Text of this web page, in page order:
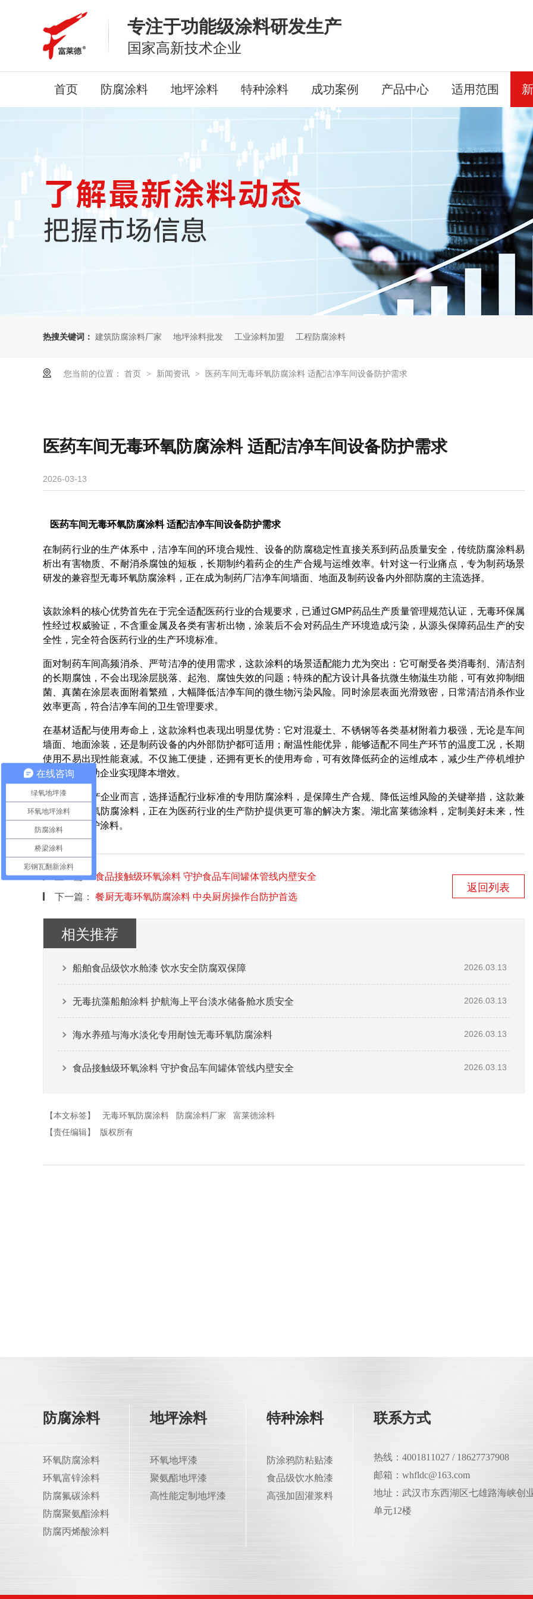
专注于功能级涂料研发生产
国家高新技术企业
首页 防腐涂料 地坪涂料 特种涂料 成功案例 产品中心 适用范围
热搜关键词： 建筑防腐涂料厂家 地坪涂料批发 工业涂料加盟 工程防腐涂料
您当前的位置： 首页 > 新闻资讯 > 医药车间无毒环氧防腐涂料 适配洁净车间设备防护需求
医药车间无毒环氧防腐涂料 适配洁净车间设备防护需求
2026-03-13
医药车间无毒环氧防腐涂料 适配洁净车间设备防护需求
在制药行业的生产体系中，洁净车间的环境合规性、设备的防腐稳定性直接关系到药品质量安全，传统防腐涂料易
析出有害物质、不耐消杀腐蚀的短板，长期制约着药企的生产合规与运维效率。针对这一行业痛点，专为制药场景
研发的兼容型无毒环氧防腐涂料，正在成为制药厂洁净车间墙面、地面及制药设备内外部防腐的主流选择。
该款涂料的核心优势首先在于完全适配医药行业的合规要求，已通过GMP药品生产质量管理规范认证，无毒环保属
性经过权威验证，不含重金属及各类有害析出物，涂装后不会对药品生产环境造成污染，从源头保障药品生产的安
全性，完全符合医药行业的生产环境标准。
面对制药车间高频消杀、严苛洁净的使用需求，这款涂料的场景适配能力尤为突出：它可耐受各类消毒剂、清洁剂
的长期腐蚀，不会出现涂层脱落、起泡、腐蚀失效的问题；特殊的配方设计具备抗微生物滋生功能，可有效抑制细
菌、真菌在涂层表面附着繁殖，大幅降低洁净车间的微生物污染风险。同时涂层表面光滑致密，日常清洁消杀作业
效率更高，符合洁净车间的卫生管理要求。
在基材适配与使用寿命上，这款涂料也表现出明显优势：它对混凝土、不锈钢等各类基材附着力极强，无论是车间
墙面、地面涂装，还是制药设备的内外部防护都可适用；耐温性能优异，能够适配不同生产环节的温度工况，长期
使用不易出现性能衰减。不仅施工便捷，还拥有更长的使用寿命，可有效降低药企的运维成本，减少生产停机维护
的次数，帮助企业实现降本增效。
对于医药生产企业而言，选择适配行业标准的专用防腐涂料，是保障生产合规、降低运维风险的关键举措，这款兼
容型无毒环氧防腐涂料，正在为医药行业的生产防护提供更可靠的解决方案。湖北富莱德涂料，定制美好未来，性
能级工业防护涂料。
上一篇： 食品接触级环氧涂料 守护食品车间罐体管线内壁安全
下一篇： 餐厨无毒环氧防腐涂料 中央厨房操作台防护首选
返回列表
相关推荐
船舶食品级饮水舱漆 饮水安全防腐双保障 2026.03.13
无毒抗藻船舶涂料 护航海上平台淡水储备舱水质安全 2026.03.13
海水养殖与海水淡化专用耐蚀无毒环氧防腐涂料 2026.03.13
食品接触级环氧涂料 守护食品车间罐体管线内壁安全 2026.03.13
【本文标签】 无毒环氧防腐涂料 防腐涂料厂家
富莱德涂料
【责任编辑】
版权所有
防腐涂料
环氧防腐涂料
环氧富锌涂料
防腐氟碳涂料
防腐聚氨酯涂料
防腐丙烯酸涂料
地坪涂料
环氧地坪漆
聚氨酯地坪漆
高性能定制地坪漆
特种涂料
防涂鸦防粘贴漆
食品级饮水舱漆
高强加固灌浆料
联系方式
热线：4001811027 / 18627737908
邮箱：whfldc@163.com
地址：武汉市东西湖区七雄路海峡创
单元12楼
在线咨询
绿氧地坪漆
环氧地坪涂料
防腐涂料
桥梁涂料
彩钢瓦翻新涂料